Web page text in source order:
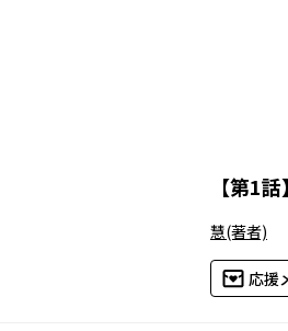
【第1話】
慧(著者)
応援